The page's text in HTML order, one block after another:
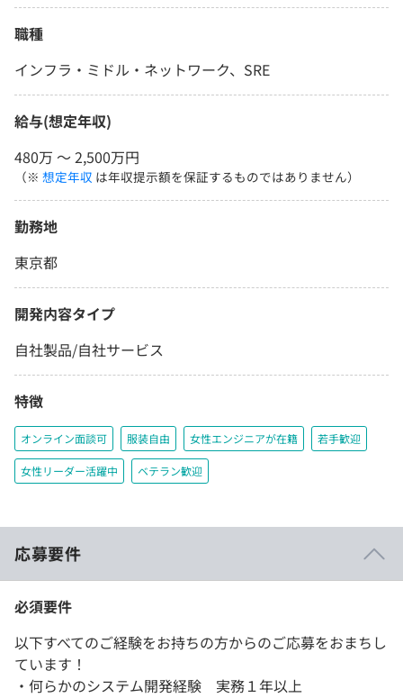
職種
インフラ・ミドル・ネットワーク、SRE
給与(想定年収)
480万 〜 2,500万円
（※ 想定年収 は年収提示額を保証するものではありません）
勤務地
東京都
開発内容タイプ
自社製品/自社サービス
特徴
オンライン面談可 服装自由 女性エンジニアが在籍 若手歓迎
女性リーダー活躍中 ベテラン歓迎
応募要件
必須要件
以下すべてのご経験をお持ちの方からのご応募をおまちし
ています！
・何らかのシステム開発経験 実務１年以上